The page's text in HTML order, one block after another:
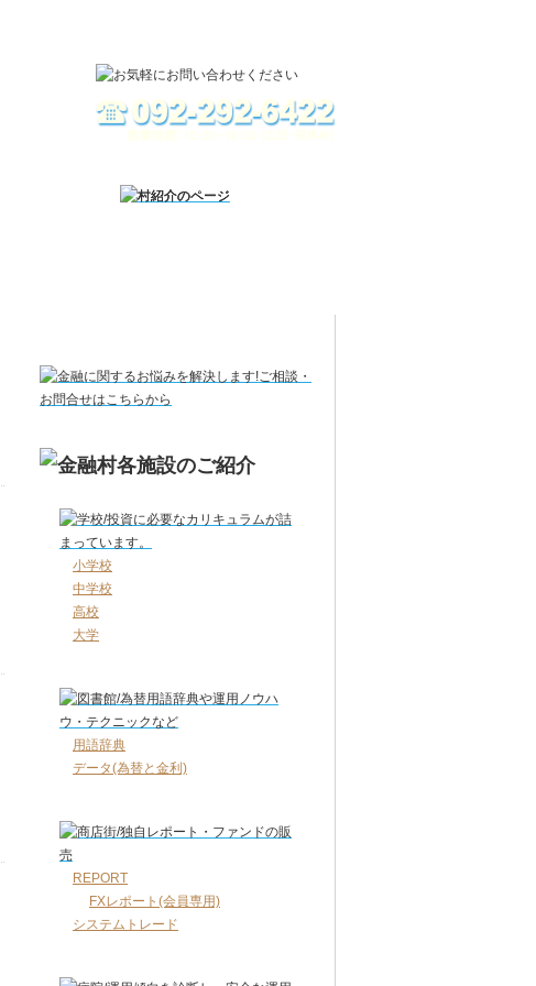
小学校
中学校
高校
大学
用語辞典
データ(為替と金利)
REPORT
FXレポート(会員専用)
システムトレード